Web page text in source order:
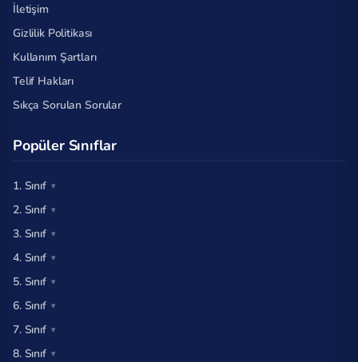
İletişim
Gizlilik Politikası
Kullanım Şartları
Telif Hakları
Sıkça Sorulan Sorular
Popüler Sınıflar
1. Sınıf
2. Sınıf
3. Sınıf
4. Sınıf
5. Sınıf
6. Sınıf
7. Sınıf
8. Sınıf